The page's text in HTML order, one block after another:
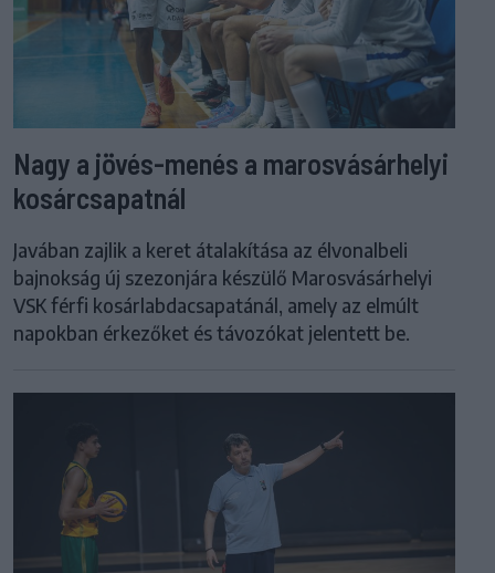
Nagy a jövés-menés a marosvásárhelyi
kosárcsapatnál
Javában zajlik a keret átalakítása az élvonalbeli
bajnokság új szezonjára készülő Marosvásárhelyi
VSK férfi kosárlabdacsapatánál, amely az elmúlt
napokban érkezőket és távozókat jelentett be.